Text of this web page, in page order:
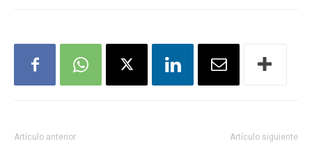
Artículo anterior Artículo siguiente